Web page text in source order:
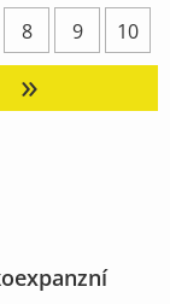
8 9 10
»